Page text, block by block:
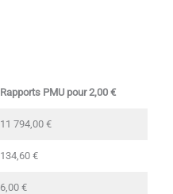
Rapports PMU pour 2,00 €
11 794,00 €
134,60 €
6,00 €